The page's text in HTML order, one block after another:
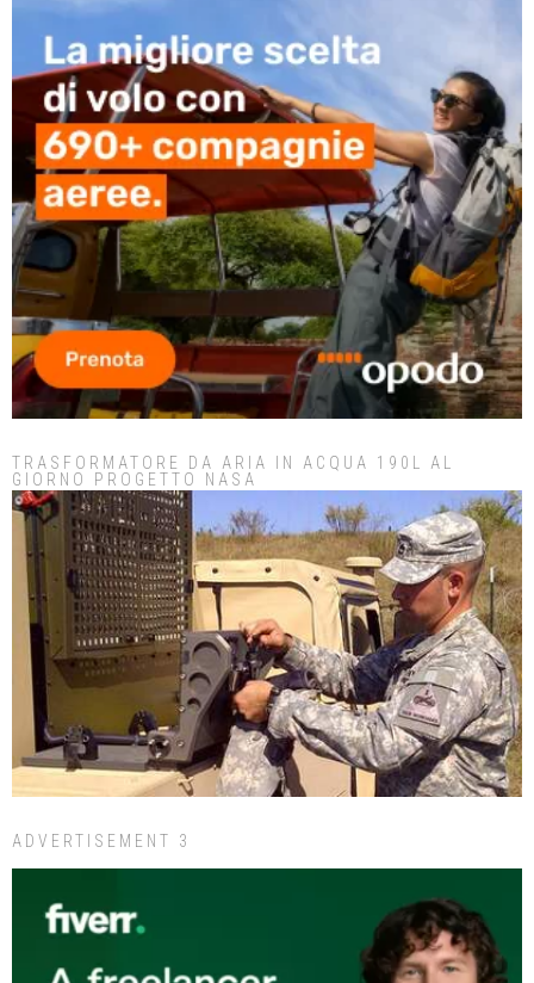
TRASFORMATORE DA ARIA IN ACQUA 190L AL
GIORNO PROGETTO NASA
ADVERTISEMENT 3